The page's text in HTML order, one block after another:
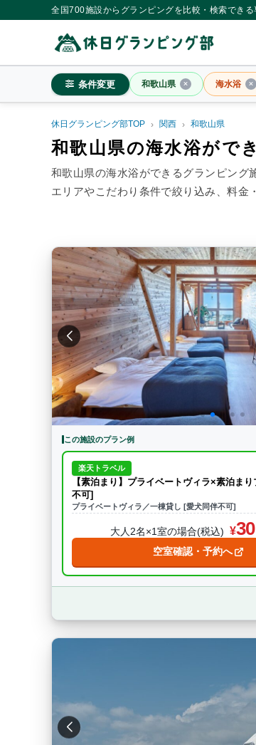
全国700施設からグランピングを比較・検索できる
条件変更 和歌山県 海水浴
和歌山県
シチュエーショ
カップル
施設タイプ
ドームテント
特徴・アクティ
BBQ サウ
駅から徒歩15
条件をクリア
休日グランピング部TOP 関西 和歌山県
和歌山県の海水浴がで
和歌山県の海水浴ができるグランピング
エリアやこだわり条件で絞り込み、料金
この施設のプラン例
楽天トラベル
【素泊まり】プライベートヴィラ×素泊ま
不可]
プライベートヴィラ／一棟貸し [愛犬同伴不可]
大人2名×1室の場合(税込)
空室確認・予約へ